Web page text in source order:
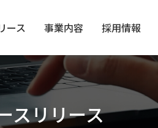
ース 事業内容 採用情報
スリリース